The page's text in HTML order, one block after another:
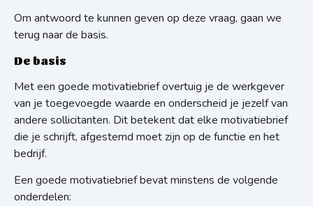
Om antwoord te kunnen geven op deze vraag, gaan we
terug naar de basis.
De basis
Met een goede motivatiebrief overtuig je de werkgever
van je toegevoegde waarde en onderscheid je jezelf van
andere sollicitanten. Dit betekent dat elke motivatiebrief
die je schrijft, afgestemd moet zijn op de functie en het
bedrijf.
Een goede motivatiebrief bevat minstens de volgende
onderdelen: